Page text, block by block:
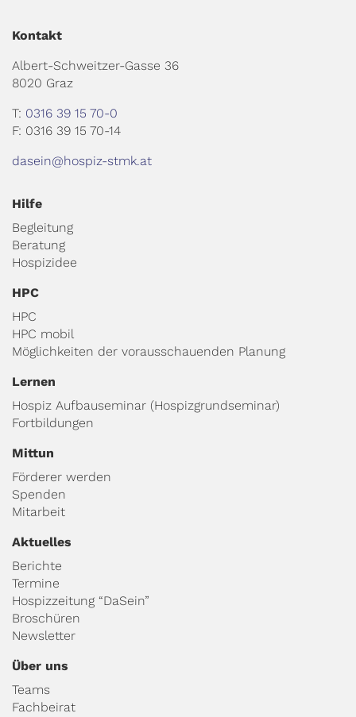
Kontakt
Albert-Schweitzer-Gasse 36
8020 Graz
T: 0316 39 15 70-0
F: 0316 39 15 70-14
dasein@hospiz-stmk.at
Hilfe
Begleitung
Beratung
Hospizidee
HPC
HPC
HPC mobil
Möglichkeiten der vorausschauenden Planung
Lernen
Hospiz Aufbauseminar (Hospizgrundseminar)
Fortbildungen
Mittun
Förderer werden
Spenden
Mitarbeit
Aktuelles
Berichte
Termine
Hospizzeitung “DaSein”
Broschüren
Newsletter
Über uns
Teams
Fachbeirat